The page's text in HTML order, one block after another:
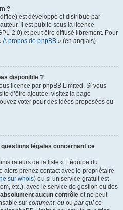
?
est développé et distribué par
Il est publié sous la licence
2.0) et peut être diffusé librement. Pour
À propos de phpBB » (en anglais).
disponible ?
licence par phpBB Limited. Si vous
d’être ajoutée, visitez la page
voter pour des idées proposées ou
légales concernant ce
de la liste « L’équipe du
alors prenez contact avec le propriétaire
sur whois) ou si un service gratuit est
etc.), avec le service de gestion ou des
absolument aucun contrôle et ne peut
sur comment, où ou par qui ce